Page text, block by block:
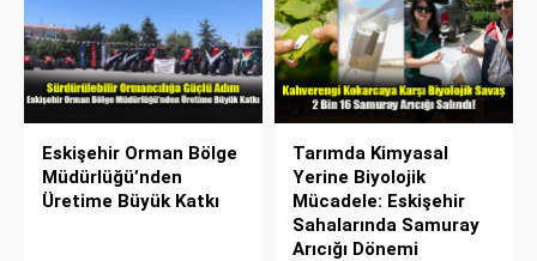
Eskişehir Orman Bölge
Müdürlüğü’nden
Üretime Büyük Katkı
Tarımda Kimyasal
Yerine Biyolojik
Mücadele: Eskişehir
Sahalarında Samuray
Arıcığı Dönemi